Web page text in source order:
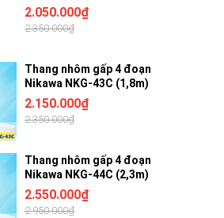
2.050.000₫
2.350.000₫
Thang nhôm gấp 4 đoạn
Nikawa NKG-43C (1,8m)
2.150.000₫
2.350.000₫
Thang nhôm gấp 4 đoạn
Nikawa NKG-44C (2,3m)
2.550.000₫
2.950.000₫